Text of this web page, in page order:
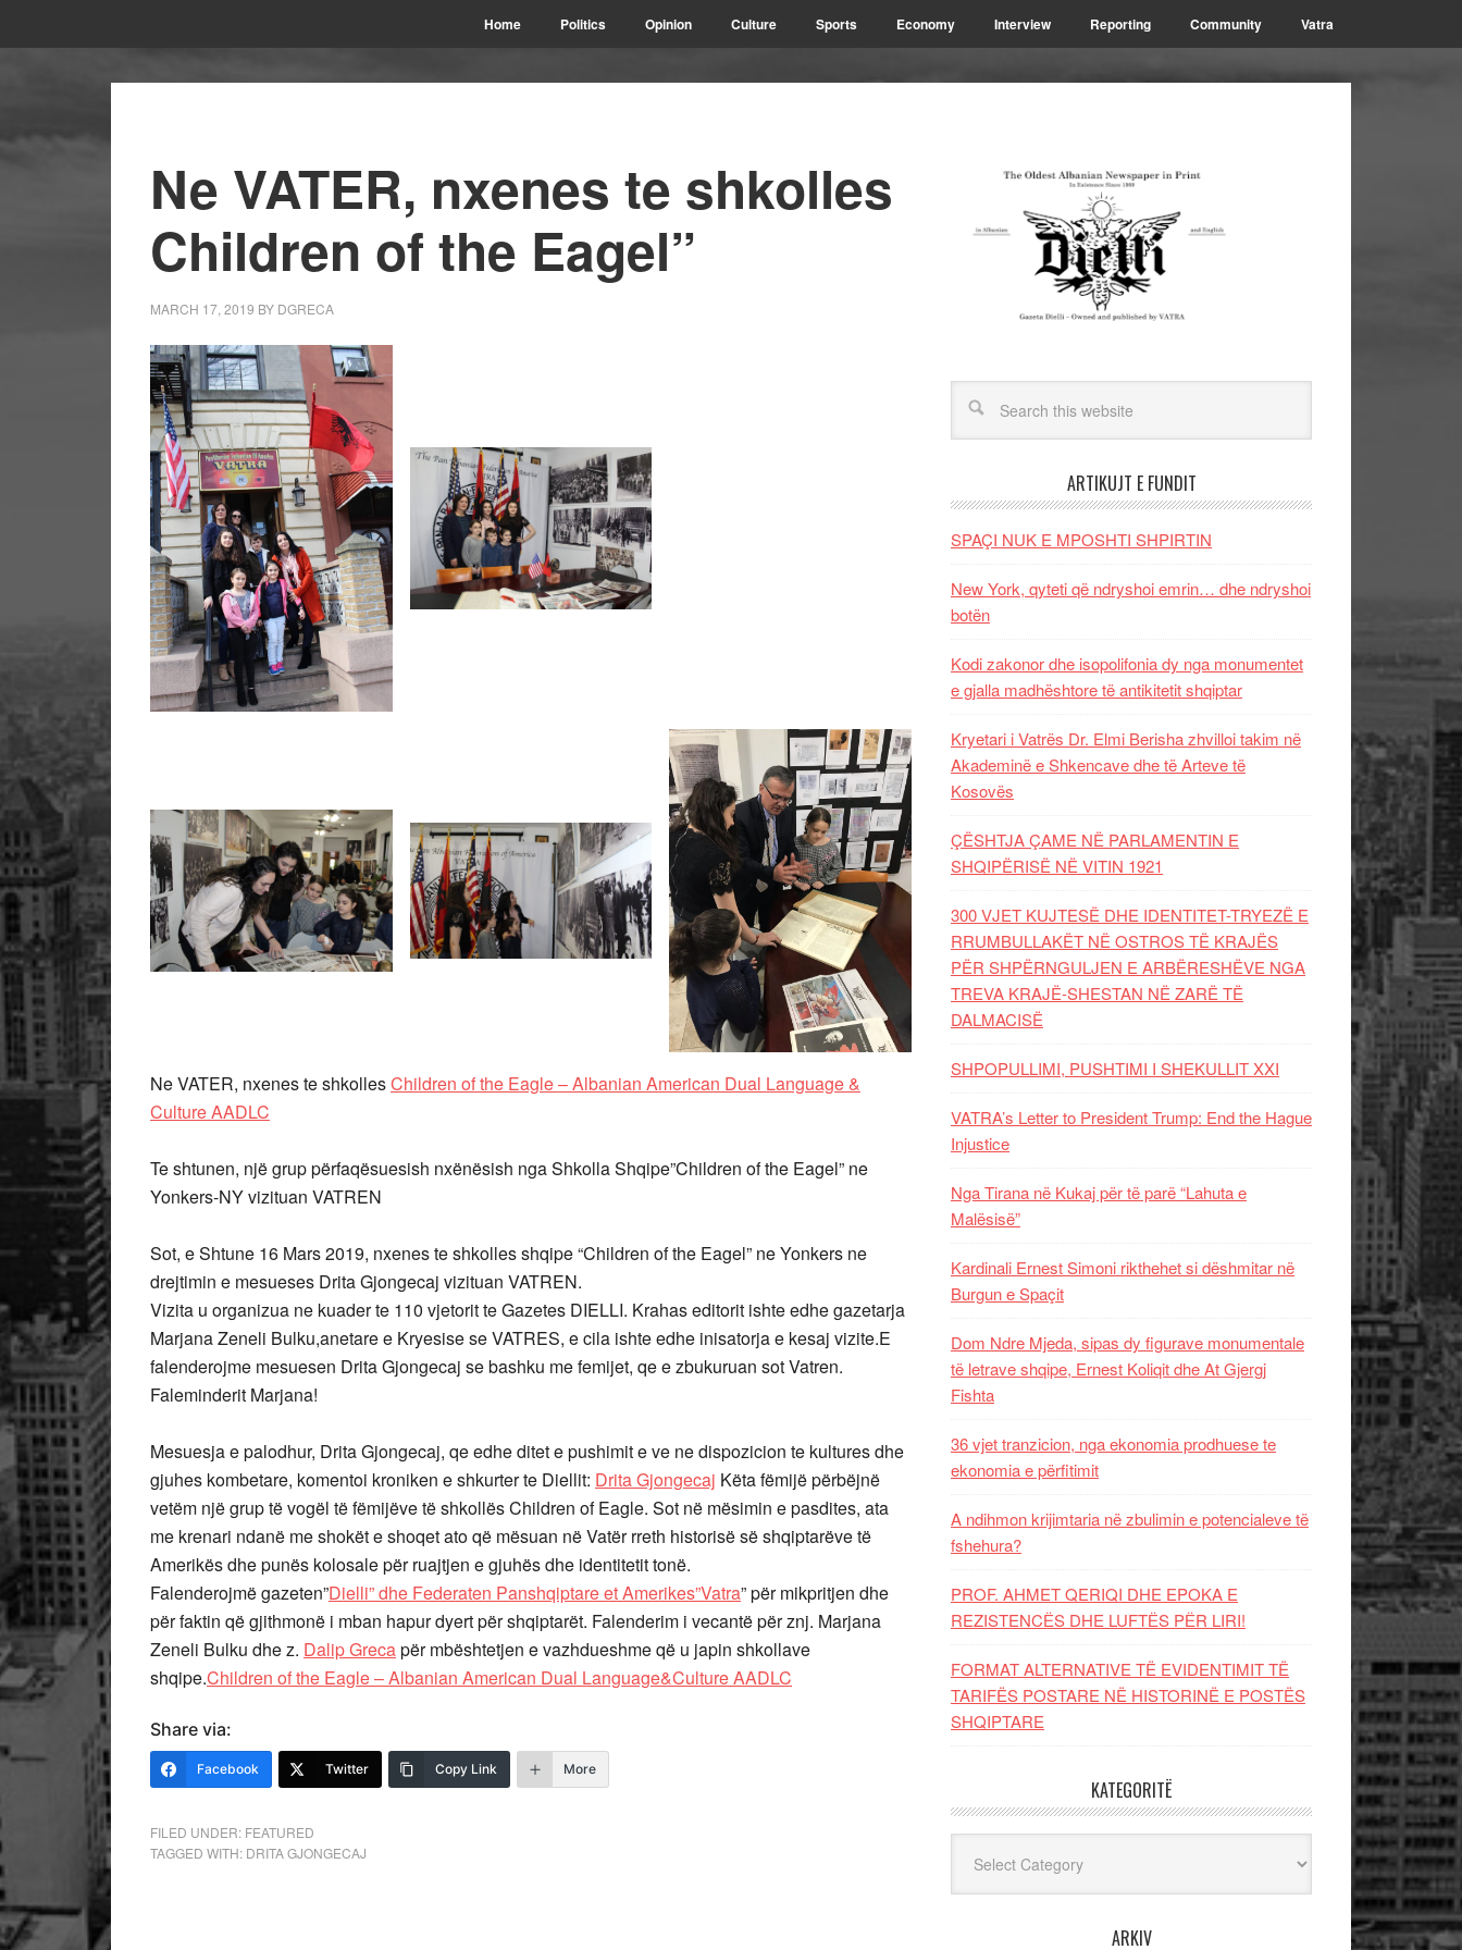
Home Politics Opinion Culture Sports Economy Interview Reporting Community Vatra
Ne VATER, nxenes te shkolles
Children of the Eagel”
MARCH 17, 2019 BY DGRECA
Ne VATER, nxenes te shkollesChildren of the Eagle – Albanian American Dual Language &
Culture AADLC
Te shtunen, një grup përfaqësuesish nxënësish nga Shkolla Shqipe”Children of the Eagel” ne
Yonkers-NY vizituan VATREN
Sot, e Shtune 16 Mars 2019, nxenes te shkolles shqipe “Children of the Eagel” ne Yonkers ne
drejtimin e mesueses Drita Gjongecaj vizituan VATREN.
Vizita u organizua ne kuader te 110 vjetorit te Gazetes DIELLI. Krahas editorit ishte edhe gazetarja
Marjana Zeneli Bulku,anetare e Kryesise se VATRES, e cila ishte edhe inisatorja e kesaj vizite.E
falenderojme mesuesen Drita Gjongecaj se bashku me femijet, qe e zbukuruan sot Vatren.
Faleminderit Marjana!
Mesuesja e palodhur, Drita Gjongecaj, qe edhe ditet e pushimit e ve ne dispozicion te kultures dhe
gjuhes kombetare, komentoi kroniken e shkurter te Diellit: Drita Gjongecaj Këta fëmijë përbëjnë
vetëm një grup të vogël të fëmijëve të shkollës Children of Eagle. Sot në mësimin e pasdites, ata
me krenari ndanë me shokët e shoqet ato që mësuan në Vatër rreth historisë së shqiptarëve të
Amerikës dhe punës kolosale për ruajtjen e gjuhës dhe identitetit tonë.
Falenderojmë gazeten”Dielli” dhe Federaten Panshqiptare et Amerikes”Vatra” për mikpritjen dhe
për faktin që gjithmonë i mban hapur dyert për shqiptarët. Falenderim i vecantë për znj. Marjana
Zeneli Bulku dhe z. Dalip Grecapër mbështetjen e vazhdueshme që u japin shkollave
shqipe.Children of the Eagle – Albanian American Dual Language&Culture AADLC
Share via:
Facebook Twitter Copy Link More
FILED UNDER: FEATURED
TAGGED WITH: DRITA GJONGECAJ
ARTIKUJT E FUNDIT
SPAÇI NUK E MPOSHTI SHPIRTIN
New York, qyteti që ndryshoi emrin… dhe ndryshoi
botën
Kodi zakonor dhe isopolifonia dy nga monumentet
e gjalla madhështore të antikitetit shqiptar
Kryetari i Vatrës Dr. Elmi Berisha zhvilloi takim në
Akademinë e Shkencave dhe të Arteve të
Kosovës
ÇËSHTJA ÇAME NË PARLAMENTIN E
SHQIPËRISË NË VITIN 1921
300 VJET KUJTESË DHE IDENTITET-TRYEZË E
RRUMBULLAKËT NË OSTROS TË KRAJËS
PËR SHPËRNGULJEN E ARBËRESHËVE NGA
TREVA KRAJË-SHESTAN NË ZARË TË
DALMACISË
SHPOPULLIMI, PUSHTIMI I SHEKULLIT XXI
VATRA’s Letter to President Trump: End the Hague
Injustice
Nga Tirana në Kukaj për të parë “Lahuta e
Malësisë”
Kardinali Ernest Simoni rikthehet si dëshmitar në
Burgun e Spaçit
Dom Ndre Mjeda, sipas dy figurave monumentale
të letrave shqipe, Ernest Koliqit dhe At Gjergj
Fishta
36 vjet tranzicion, nga ekonomia prodhuese te
ekonomia e përfitimit
A ndihmon krijimtaria në zbulimin e potencialeve të
fshehura?
PROF. AHMET QERIQI DHE EPOKA E
REZISTENCЁS DHE LUFTЁS PЁR LIRI!
FORMAT ALTERNATIVE TË EVIDENTIMIT TË
TARIFËS POSTARE NË HISTORINË E POSTËS
SHQIPTARE
KATEGORITË
ARKIV